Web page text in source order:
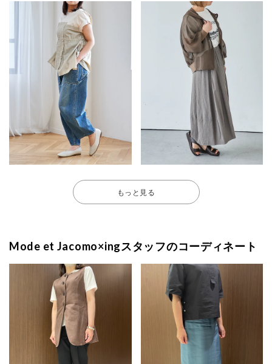
もっと見る
Mode et Jacomo×ingスタッフのコーディネート